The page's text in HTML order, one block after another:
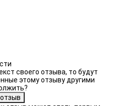
своего отзыва, то будут
этому отзыву другими